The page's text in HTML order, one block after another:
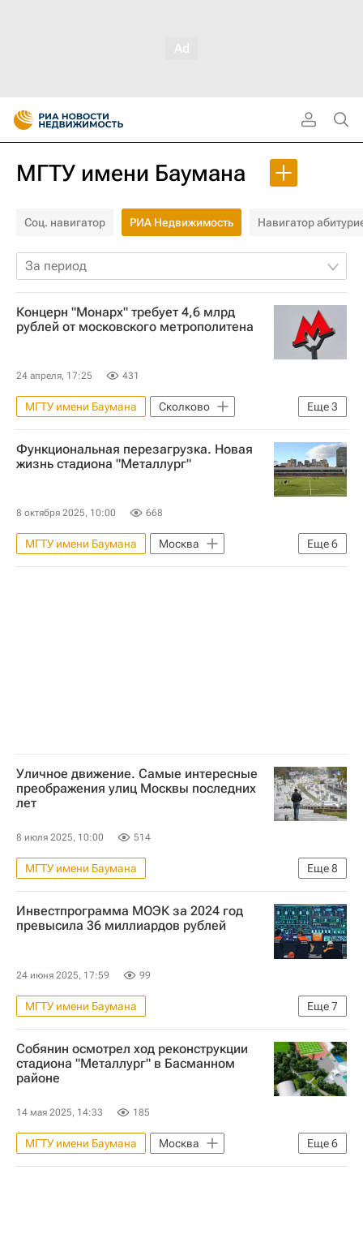
МГТУ имени Баумана
Соц. навигатор РИА Недвижимость Навигатор
За период
Концерн "Монарх" требует 4,6 млрд
рублей от московского метрополитена
24 апреля, 17:25 431
Еще3
МГТУ имени Баумана
Сколково
Высшая школа экономики (ВШЭ)
Метро
Девелоперы
Функциональная перезагрузка. Новая
жизнь стадиона "Металлург"
8 октября 2025, 10:00 668
Еще6
МГТУ имени Баумана
Москва
Москва Сегодня: мегаполис для жизни
Уличное движение. Самые интересные
преображения улиц Москвы последних
лет
8 июля 2025, 10:00 514
Еще8
МГТУ имени Баумана
Москва Сегодня: мегаполис для жизни
Городское хозяйство Москвы
Москва
Городская среда
Мультимедиа – РИА Недвижимость
Город: детали – РИА Недвижимость
Сергий Радонежский
Инвестпрограмма МОЭК за 2024 год
превысила 36 миллиардов рублей
24 июня 2025, 17:59 99
Еще7
МГТУ имени Баумана
Москва Сегодня: мегаполис для жизни
Городское хозяйство Москвы
Москва
МОЭК
Комплекс городского хозяйства Москвы
ЖКХ
Собянин осмотрел ход реконструкции
стадиона "Металлург" в Басманном
районе
14 мая 2025, 14:33 185
Еще6
МГТУ имени Баумана
Москва
Россия
Сергей Собянин